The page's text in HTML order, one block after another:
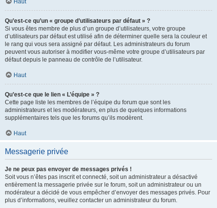
Haut
Qu’est-ce qu’un « groupe d’utilisateurs par défaut » ?
Si vous êtes membre de plus d’un groupe d’utilisateurs, votre groupe
d’utilisateurs par défaut est utilisé afin de déterminer quelle sera la couleur et
le rang qui vous sera assigné par défaut. Les administrateurs du forum
peuvent vous autoriser à modifier vous-même votre groupe d’utilisateurs par
défaut depuis le panneau de contrôle de l’utilisateur.
Haut
Qu’est-ce que le lien « L’équipe » ?
Cette page liste les membres de l’équipe du forum que sont les
administrateurs et les modérateurs, en plus de quelques informations
supplémentaires tels que les forums qu’ils modèrent.
Haut
Messagerie privée
Je ne peux pas envoyer de messages privés !
Soit vous n’êtes pas inscrit et connecté, soit un administrateur a désactivé
entièrement la messagerie privée sur le forum, soit un administrateur ou un
modérateur a décidé de vous empêcher d’envoyer des messages privés. Pour
plus d’informations, veuillez contacter un administrateur du forum.